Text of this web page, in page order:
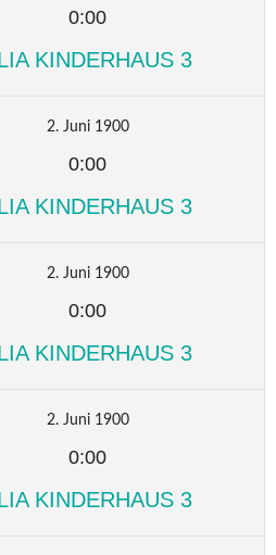
0:00
KINDERHAUS 3
2. Juni 1900
0:00
KINDERHAUS 3
2. Juni 1900
0:00
KINDERHAUS 3
2. Juni 1900
0:00
KINDERHAUS 3